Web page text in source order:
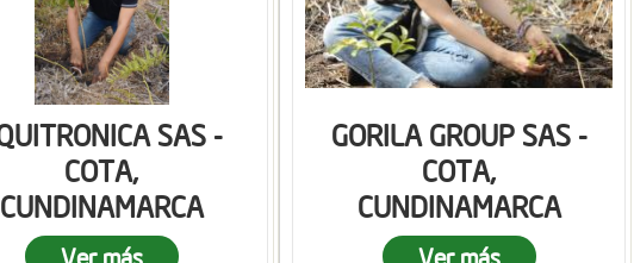
SAS -
COTA,
CUNDINAMARCA
Ver más
GORILA GROUP SAS -
COTA,
CUNDINAMARCA
Ver más